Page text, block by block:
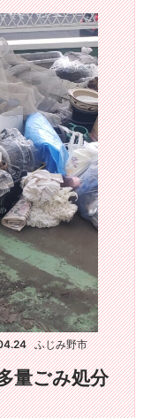
ふじみ野市
量ごみ処分